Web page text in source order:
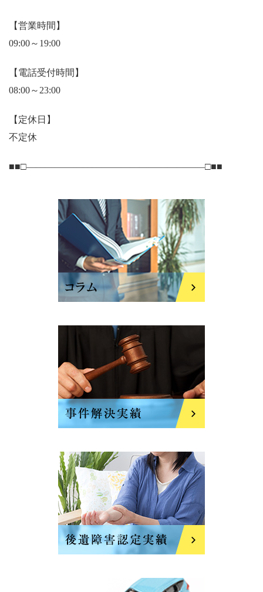
【営業時間】
09:00～19:00
【電話受付時間】
08:00～23:00
【定休日】
不定休
■■□―――――――――――――――――――□■■